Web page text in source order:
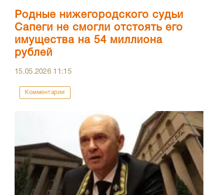
Родные нижегородского судьи
Сапеги не смогли отстоять его
имущества на 54 миллиона
рублей
15.05.2026 11:15
Комментарии